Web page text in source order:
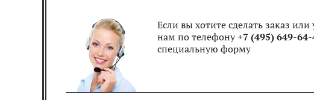
Если вы хотите сделать заказ
нам по телефону+7 (495) 649-64-
специальную форму